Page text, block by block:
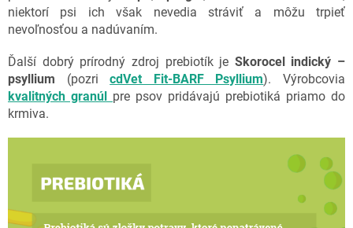
niektorí psi ich však nevedia stráviť a môžu trpieť
nevoľnosťou a nadúvaním.
Ďalší dobrý prírodný zdroj prebiotík je Skorocel indický –
psyllium (pozricdVet Fit-BARF Psyllium). Výrobcovia
kvalitných granúl pre psov pridávajú prebiotiká priamo do
krmiva.